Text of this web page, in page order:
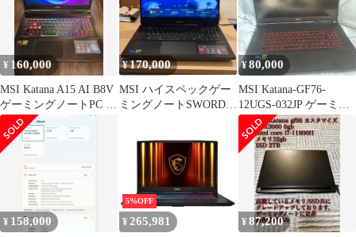
古パソコン ノートパソ
コン ノート PC ゲーミ
ング
¥ 160,000
MSI Katana A15 AI B8V
ゲーミングノートPC 本
体
¥170,000
MSI ハイスペックゲー
ミングノートSWORD16
¥80,000
MSI Katana-GF76-
12UGS-032JP ゲーミン
グノート 美品
¥ 158,000
5%OFF
¥ 265,981 ¥87,200